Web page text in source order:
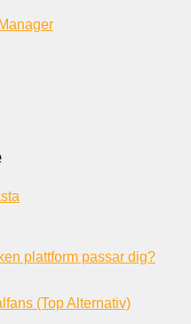
plattform passar dig?
(Top Alternativ)